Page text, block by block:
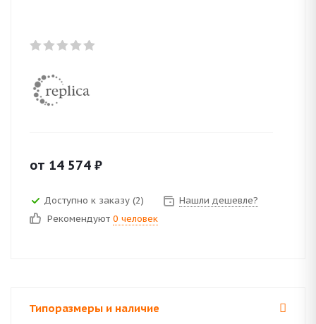
от 14 574 ₽
Доступно к заказу (2)
Нашли дешевле?
Рекомендуют 0 человек
Типоразмеры и наличие